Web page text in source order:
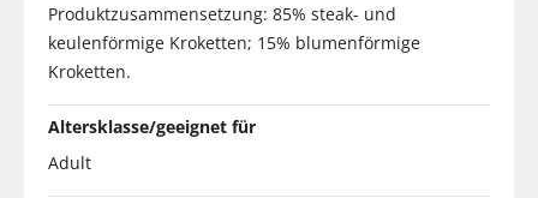
Produktzusammensetzung: 85% steak- und
keulenförmige Kroketten; 15% blumenförmige
Kroketten.
Altersklasse/geeignet für
Adult